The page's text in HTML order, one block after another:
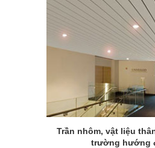
Trần nhôm, vật liệu
trường hướng